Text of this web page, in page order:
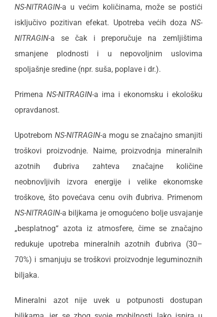
NS-NITRAGIN-a u većim količinama, može se postići
isključivo pozitivan efekat. Upotreba većih doza NS-
NITRAGIN-a se čak i preporučuje na zemljištima
smanjene plodnosti i u nepovoljnim uslovima
spoljašnje sredine (npr. suša, poplave i dr.).
Primena NS-NITRAGIN-a ima i ekonomsku i ekološku
opravdanost.
Upotrebom NS-NITRAGIN-a mogu se značajno smanjiti
troškovi proizvodnje. Naime, proizvodnja mineralnih
azotnih đubriva zahteva značajne količine
neobnovljivih izvora energije i velike ekonomske
troškove, što povećava cenu ovih đubriva. Primenom
NS-NITRAGIN-a biljkama je omogućeno bolje usvajanje
„besplatnog“ azota iz atmosfere, čime se značajno
redukuje upotreba mineralnih azotnih đubriva (30–
70%) i smanjuju se troškovi proizvodnje leguminoznih
biljaka.
Mineralni azot nije uvek u potpunosti dostupan